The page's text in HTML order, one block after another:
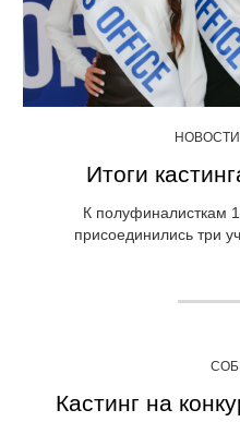
Итоги
К полуфиналисткам
присоединились три
Кастинг на